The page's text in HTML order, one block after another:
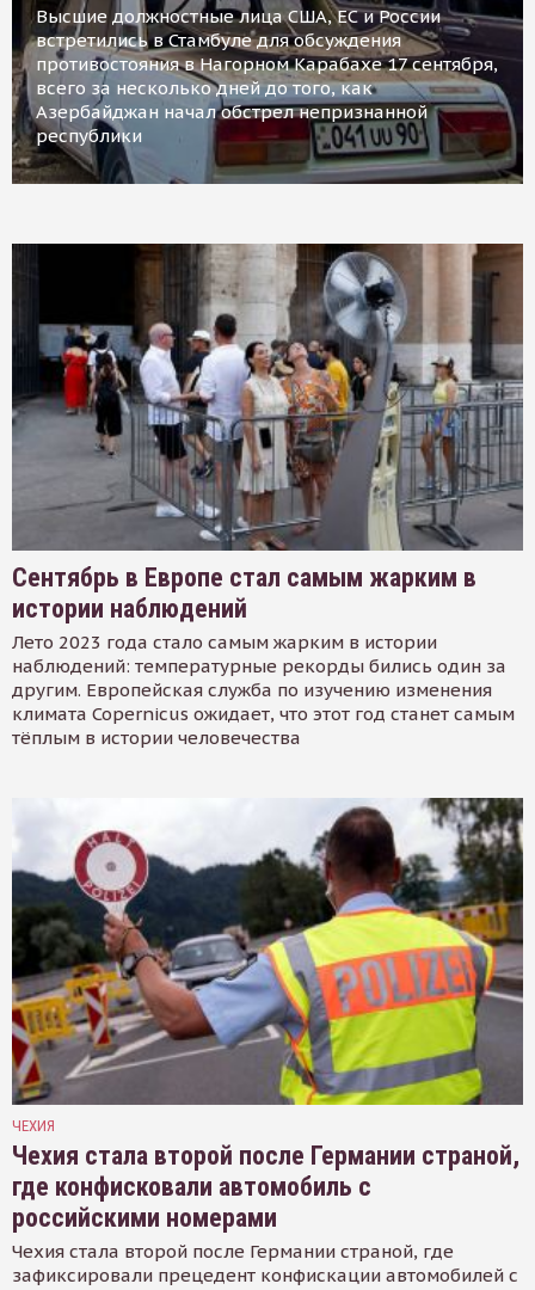
Высшие должностные лица США, ЕС и России
встретились в Стамбуле для обсуждения
противостояния в Нагорном Карабахе 17 сентября,
всего за несколько дней до того, как
Азербайджан начал обстрел непризнанной
республики
Сентябрь в Европе стал самым жарким в
истории наблюдений
Лето 2023 года стало самым жарким в истории
наблюдений: температурные рекорды бились один за
другим. Европейская служба по изучению изменения
климата Copernicus ожидает, что этот год станет самым
тёплым в истории человечества
ЧЕХИЯ
Чехия стала второй после Германии страной,
где конфисковали автомобиль с
российскими номерами
Чехия стала второй после Германии страной, где
зафиксировали прецедент конфискации автомобилей с